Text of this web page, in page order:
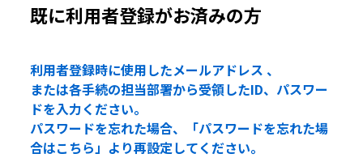
既に利用者登録がお済みの方
利用者登録時に使用したメールアドレス 、
または各手続の担当部署から受領したID、パスワー
ドを入力ください。
パスワードを忘れた場合、「パスワードを忘れた場
合はこちら」より再設定してください。